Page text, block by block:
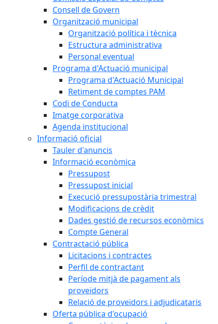
Consell de Govern
Organització municipal
Organització política i tècnica
Estructura administrativa
Personal eventual
Programa d'Actuació municipal
Programa d'Actuació Municipal
Retiment de comptes PAM
Codi de Conducta
Imatge corporativa
Agenda institucional
Informació oficial
Tauler d'anuncis
Informació econòmica
Pressupost
Pressupost inicial
Execució pressupostària trimestral
Modificacions de crèdit
Dades gestió de recursos econòmics
Compte General
Contractació pública
Licitacions i contractes
Perfil de contractant
Període mitjà de pagament als
proveïdors
Relació de proveïdors i adjudicataris
Oferta pública d'ocupació